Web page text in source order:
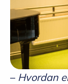
– Hvordan